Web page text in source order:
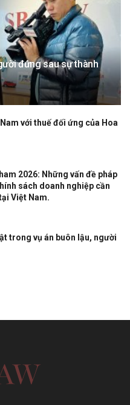
đứng sau sự thành
với thuế đối ứng của Hoa
2026: Những vấn đề pháp
sách doanh nghiệp cần
Việt Nam.
trong vụ án buôn lậu, người